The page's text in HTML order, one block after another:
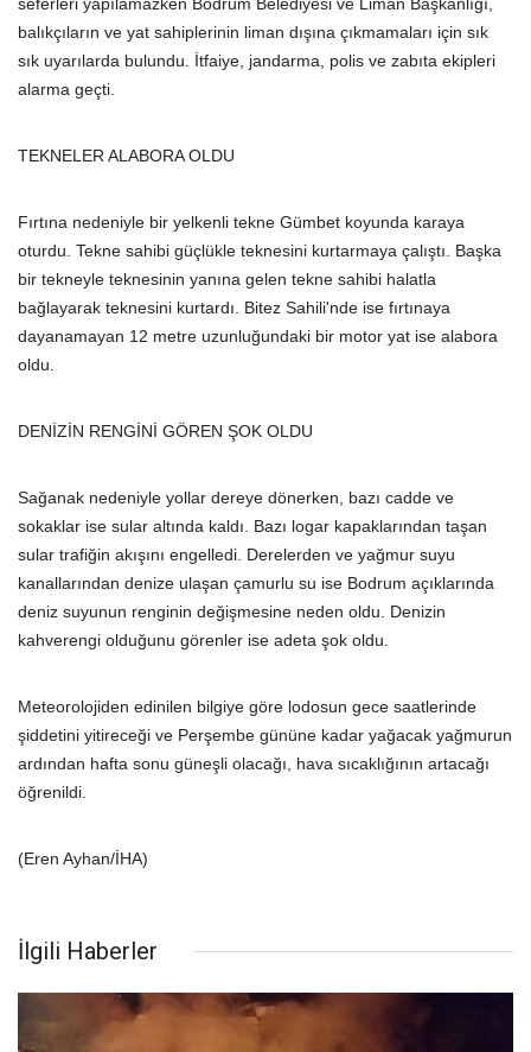
balıkçıların ve yat sahiplerinin liman dışına çıkmamaları için sık
sık uyarılarda bulundu. İtfaiye, jandarma, polis ve zabıta ekipleri
alarma geçti.
TEKNELER ALABORA OLDU
Fırtına nedeniyle bir yelkenli tekne Gümbet koyunda karaya
oturdu. Tekne sahibi güçlükle teknesini kurtarmaya çalıştı. Başka
bir tekneyle teknesinin yanına gelen tekne sahibi halatla
bağlayarak teknesini kurtardı. Bitez Sahili'nde ise fırtınaya
dayanamayan 12 metre uzunluğundaki bir motor yat ise alabora
oldu.
DENİZİN RENGİNİ GÖREN ŞOK OLDU
Sağanak nedeniyle yollar dereye dönerken, bazı cadde ve
sokaklar ise sular altında kaldı. Bazı logar kapaklarından taşan
sular trafiğin akışını engelledi. Derelerden ve yağmur suyu
kanallarından denize ulaşan çamurlu su ise Bodrum açıklarında
deniz suyunun renginin değişmesine neden oldu. Denizin
kahverengi olduğunu görenler ise adeta şok oldu.
Meteorolojiden edinilen bilgiye göre lodosun gece saatlerinde
şiddetini yitireceği ve Perşembe gününe kadar yağacak yağmurun
ardından hafta sonu güneşli olacağı, hava sıcaklığının artacağı
öğrenildi.
(Eren Ayhan/İHA)
İlgili Haberler